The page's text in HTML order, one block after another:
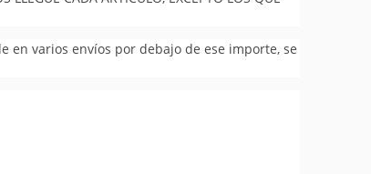
en varios envíos por debajo de ese importe, se